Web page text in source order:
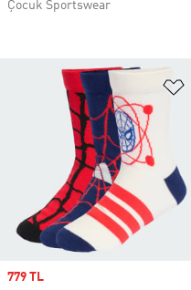
Sale price
779 TL
Çocuk Sportswear